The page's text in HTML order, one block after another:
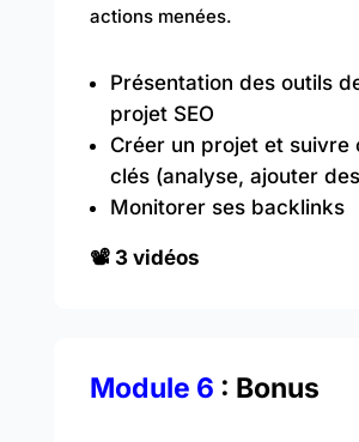
actions menées.
Présentation des outils
projet SEO
Créer un projet et suivre
clés (analyse, ajouter
Monitorer ses backlinks
📽️ 3 vidéos
Module 6 : Bonus